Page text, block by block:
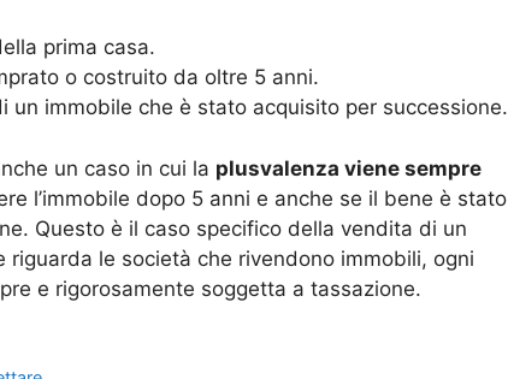
prima casa.
o costruito da oltre 5 anni.
un immobile che è stato acquisito per successione.
un caso in cui la plusvalenza viene sempre
l’immobile dopo 5 anni e anche se il bene è stato
Questo è il caso specifico della vendita di un
le società che rivendono immobili, ogni
e rigorosamente soggetta a tassazione.